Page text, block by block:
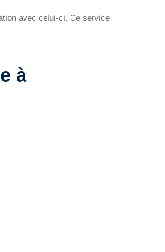
avec celui-ci. Ce service
à